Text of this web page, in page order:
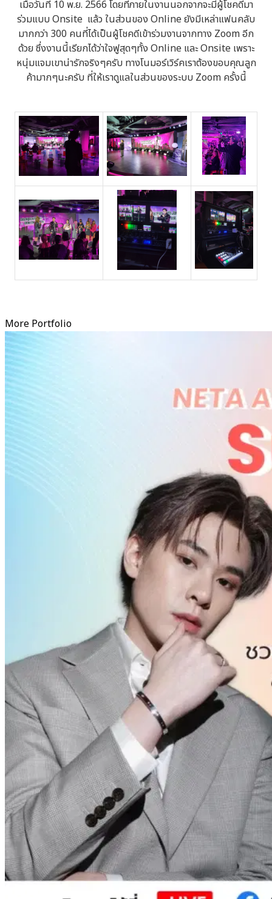
เมื่อวันที่ 10 พ.ย. 2566 โดยที่ภายในงานนอกจากจะมีผู้โชคดีมา
ร่วมแบบ Onsite แล้ว ในส่วนของ Online ยังมีเหล่าแฟนคลับ
มากกว่า 300 คนที่ได้เป็นผู้โชคดีเข้าร่วมงานจากทาง Zoom อีก
ด้วย ซึ่งงานนี้เรียกได้ว่าใจฟูสุดๆทั้ง Online และ Onsite เพราะ
หนุ่มแจมเขาน่ารักจริงๆครับ ทางโนมอร์เวิร์คเราต้องขอบคุณลูก
ค้ามากๆนะครับ ที่ให้เราดูแลในส่วนของระบบ Zoom ครั้งนี้
More Portfolio